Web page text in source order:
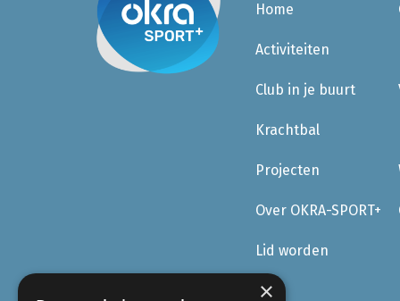
Home
Activiteiten
Club in je buurt
Krachtbal
Projecten
Over OKRA-SPORT+
Lid worden
×